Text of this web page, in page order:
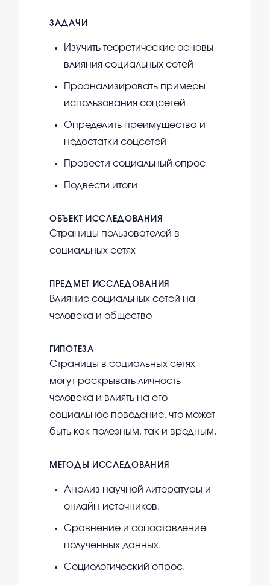
ЗАДАЧИ
Изучить теоретические основы
влияния социальных сетей
Проанализировать примеры
использования соцсетей
Определить преимущества и
недостатки соцсетей
Провести социальный опрос
Подвести итоги
ОБЪЕКТ ИССЛЕДОВАНИЯ
Страницы пользователей в
социальных сетях
ПРЕДМЕТ ИССЛЕДОВАНИЯ
Влияние социальных сетей на
человека и общество
ГИПОТЕЗА
Страницы в социальных сетях
могут раскрывать личность
человека и влиять на его
социальное поведение, что может
быть как полезным, так и вредным.
МЕТОДЫ ИССЛЕДОВАНИЯ
Анализ научной литературы и
онлайн-источников.
Сравнение и сопоставление
полученных данных.
Социологический опрос.